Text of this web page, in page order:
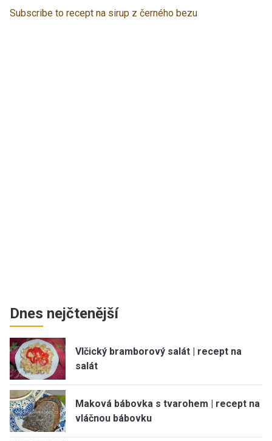
Subscribe to recept na sirup z černého bezu
Dnes nejčtenější
Vlčický bramborový salát | recept na
salát
Maková bábovka s tvarohem | recept na
vláčnou bábovku